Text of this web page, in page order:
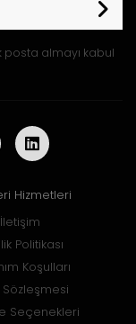
almayı kabul
Hizmetleri
İletişim
Politikası
Koşulları
Sözleşmesi
Seçenekleri